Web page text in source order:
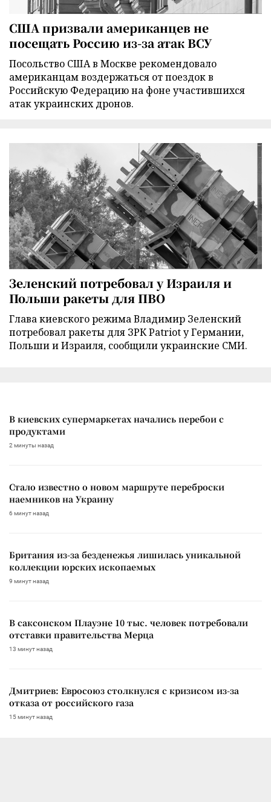
США призвали американцев не
посещать Россию из-за атак ВСУ
Посольство США в Москве рекомендовало
американцам воздержаться от поездок в
Российскую Федерацию на фоне участившихся
атак украинских дронов.
Зеленский потребовал у Израиля и
Польши ракеты для ПВО
Глава киевского режима Владимир Зеленский
потребовал ракеты для ЗРК Patriot у Германии,
Польши и Израиля, сообщили украинские СМИ.
В киевских супермаркетах начались перебои с
продуктами
2 минуты назад
Стало известно о новом маршруте переброски
наемников на Украину
6 минут назад
Британия из-за безденежья лишилась уникальной
коллекции юрских ископаемых
9 минут назад
В саксонском Плауэне 10 тыс. человек потребовали
отставки правительства Мерца
13 минут назад
Дмитриев: Евросоюз столкнулся с кризисом из-за
отказа от российского газа
15 минут назад